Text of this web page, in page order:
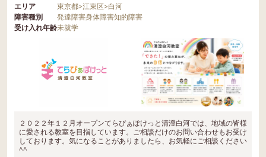
エリア 東京都>江東区>白河
障害種別
発達障害身体障害知的障害
受け入れ年齢未就学
２０２２年１２月オープンてらぴぁぽけっと清澄白河では、地域の皆様
に愛される教室を目指しています。ご相談だけのお問い合わせもお受け
しております。気になることがありましたら、お気軽にご相談ください
^^